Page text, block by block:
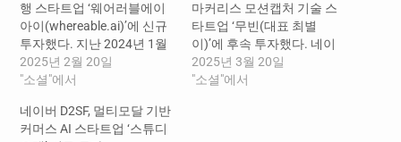
행 스타트업 ‘웨어러블에이
아이(whereable.ai)’에 신규
투자했다. 지난 2024년 1월
창업한 웨어러블에이아이의
첫 투자 유치로, 이번 시드 라
하고 네이버 D2SF와 포스텍
홀딩스가 참여하는 형태로
2025년 2월 20일
"소셜"에서
마커리스 모션캡처 기술 스
타트업 ‘무빈(대표 최별
이)’에 후속 투자했다. 네이
버 D2SF는 예비창업단계에
서 무빈을 발굴해 23년 시드
2025년 3월 20일
"소셜"에서
네이버 D2SF, 멀티모달 기반
커머스 AI 스타트업 ‘스튜디